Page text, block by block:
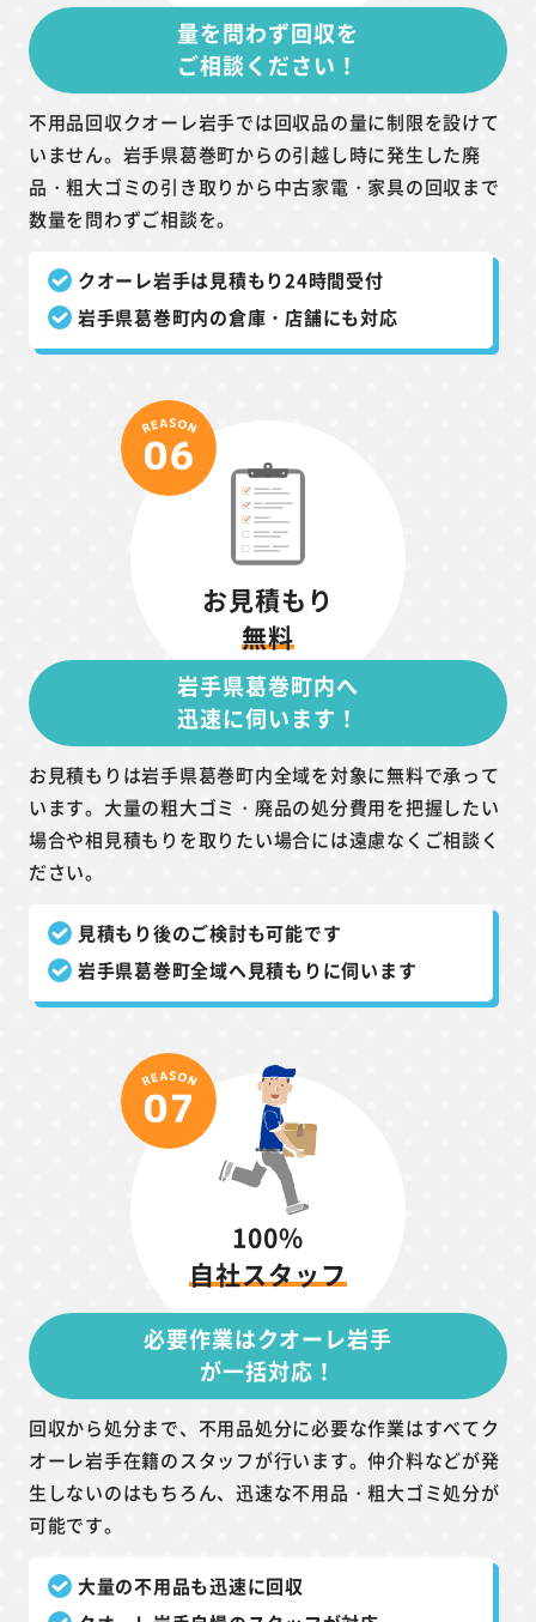
量を問わず回収を
ご相談ください！
不用品回収クオーレ岩手では回収品の量に制限を設けて
いません。岩手県葛巻町からの引越し時に発生した廃
品・粗大ゴミの引き取りから中古家電・家具の回収まで
数量を問わずご相談を。
クオーレ岩手は見積もり24時間受付
岩手県葛巻町内の倉庫・店舗にも対応
お見積もり
無料
岩手県葛巻町内へ
迅速に伺います！
お見積もりは岩手県葛巻町内全域を対象に無料で承って
います。大量の粗大ゴミ・廃品の処分費用を把握したい
場合や相見積もりを取りたい場合には遠慮なくご相談く
ださい。
見積もり後のご検討も可能です
岩手県葛巻町全域へ見積もりに伺います
100%
自社スタッフ
必要作業はクオーレ岩手
が一括対応！
回収から処分まで、不用品処分に必要な作業はすべてク
オーレ岩手在籍のスタッフが行います。仲介料などが発
生しないのはもちろん、迅速な不用品・粗大ゴミ処分が
可能です。
大量の不用品も迅速に回収